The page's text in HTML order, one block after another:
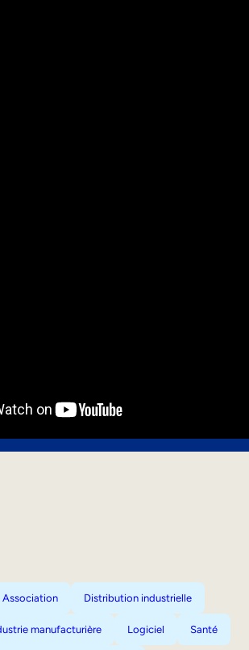
Association Distribution industrielle
manufacturière Logiciel Santé